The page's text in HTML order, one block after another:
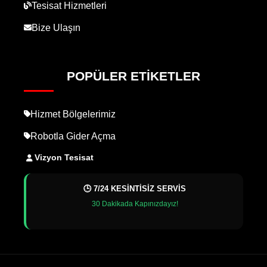
Tesisat Hizmetleri
Bize Ulaşın
POPÜLER ETIKETLER
Hizmet Bölgelerimiz
Robotla Gider Açma
Vizyon Tesisat
🕒 7/24 KESİNTİSİZ SERVİS
30 Dakikada Kapınızdayız!